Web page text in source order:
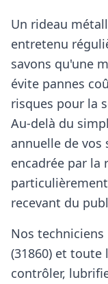
Un rideau
entretenu
savons qu'une
évite pannes
risques pour la
Au-delà du
annuelle de vos
encadrée par la
recevant du
Nos
(31860) et toute
contrôler,